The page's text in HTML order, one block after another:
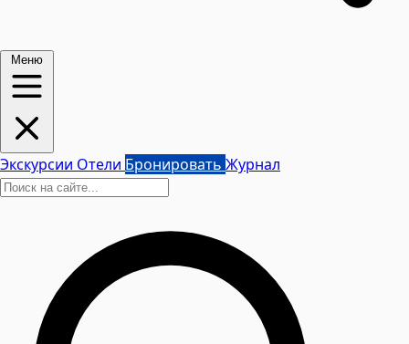
Меню
Экскурсии Отели Бронировать Журнал